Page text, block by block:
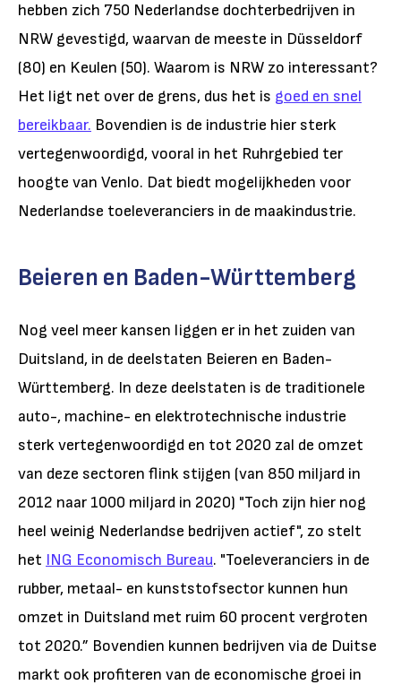
hebben zich 750 Nederlandse dochterbedrijven in
NRW gevestigd, waarvan de meeste in Düsseldorf
(80) en Keulen (50). Waarom is NRW zo interessant?
Het ligt net over de grens, dus het is goed en snel
bereikbaar. Bovendien is de industrie hier sterk
vertegenwoordigd, vooral in het Ruhrgebied ter
hoogte van Venlo. Dat biedt mogelijkheden voor
Nederlandse toeleveranciers in de maakindustrie.
Beieren en Baden-Württemberg
Nog veel meer kansen liggen er in het zuiden van
Duitsland, in de deelstaten Beieren en Baden-
Württemberg. In deze deelstaten is de traditionele
auto-, machine- en elektrotechnische industrie
sterk vertegenwoordigd en tot 2020 zal de omzet
van deze sectoren flink stijgen (van 850 miljard in
2012 naar 1000 miljard in 2020) "Toch zijn hier nog
heel weinig Nederlandse bedrijven actief", zo stelt
het ING Economisch Bureau. "Toeleveranciers in de
rubber, metaal- en kunststofsector kunnen hun
omzet in Duitsland met ruim 60 procent vergroten
tot 2020.” Bovendien kunnen bedrijven via de Duitse
markt ook profiteren van de economische groei in